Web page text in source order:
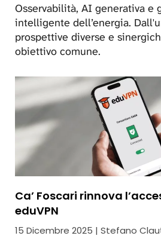
Osservabilità, AI generativa e
intelligente dell’energia.
prospettive diverse e
obiettivo comune.
Ca’ Foscari rinnova
eduVPN
15 Dicembre 2025 | Stefano